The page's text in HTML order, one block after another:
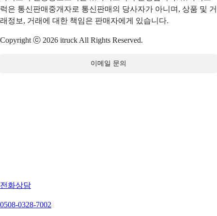
럭은 통신판매중개자로 통신판매의 당사자가 아니며, 상품 및 거
래정보, 거래에 대한 책임은 판매자에게 있습니다.
Copyright ⓒ 2026 itruck All Rights Reserved.
이메일 문의
전화상담
0508-0328-7002